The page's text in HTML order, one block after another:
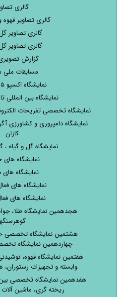
گالری
گالری تصاویر
گالری تصاویر
گالری تصاویر
گزارش
مسابقات ملی
نمایشگاه اکسپو ۲۰۲۵ ژاپن
نمایشگاه بین المللی
نمایشگاه تخصصی تفریحات
کازان
نمایشگاه گل و گیاه ،
نمایشگاه های
نمایشگاه های
نمایشگاه های
نمایشگاه های
هجدهمین نمایشگاه طلا،
هشتمین نمایشگاه تخصصی
چهاردهمین نمایشگاه
هفتمین نمایشگاه قهوه،
وابسته و تجهیزات
هفدهمین نمایشگاه تخصصی بین
ریخته گری، ماشین